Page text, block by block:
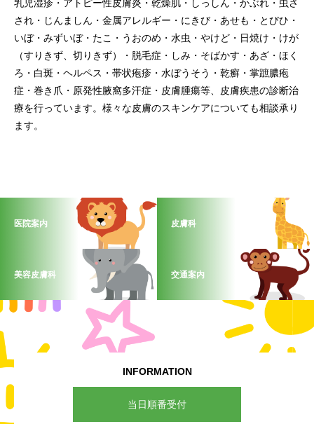
乳児湿疹・アトピー性皮膚炎・乾燥肌・しっしん・かぶれ・虫さ
され・じんましん・金属アレルギー・にきび・あせも・とびひ・
いぼ・みずいぼ・たこ・うおのめ・水虫・やけど・日焼け・けが
（すりきず、切りきず）・脱毛症・しみ・そばかす・あざ・ほく
ろ・白斑・ヘルペス・帯状疱疹・水ぼうそう・乾癬・掌蹠膿疱
症・巻き爪・原発性腋窩多汗症・皮膚腫瘍等、皮膚疾患の診断治
療を行っています。様々な皮膚のスキンケアについても相談承り
ます。
医院案内 皮膚科
美容皮膚科 交通案内
INFORMATION
当日順番受付